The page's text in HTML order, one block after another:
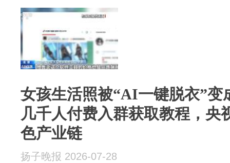
女孩生活照被“AI一键脱衣”变
几千人付费入群获取教程，央
色产业链
扬子晚报 2026-07-28